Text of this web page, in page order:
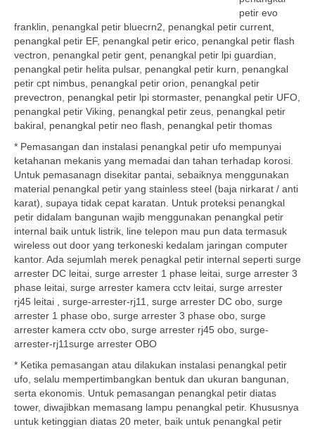
petir evo
franklin, penangkal petir bluecrn2, penangkal petir current,
penangkal petir EF, penangkal petir erico, penangkal petir flash
vectron, penangkal petir gent, penangkal petir lpi guardian,
penangkal petir helita pulsar, penangkal petir kurn, penangkal
petir cpt nimbus, penangkal petir orion, penangkal petir
prevectron, penangkal petir lpi stormaster, penangkal petir UFO,
penangkal petir Viking, penangkal petir zeus, penangkal petir
bakiral, penangkal petir neo flash, penangkal petir thomas
* Pemasangan dan instalasi penangkal petir ufo mempunyai
ketahanan mekanis yang memadai dan tahan terhadap korosi.
Untuk pemasanagn disekitar pantai, sebaiknya menggunakan
material penangkal petir yang stainless steel (baja nirkarat / anti
karat), supaya tidak cepat karatan. Untuk proteksi penangkal
petir didalam bangunan wajib menggunakan penangkal petir
internal baik untuk listrik, line telepon mau pun data termasuk
wireless out door yang terkoneski kedalam jaringan computer
kantor. Ada sejumlah merek penagkal petir internal seperti surge
arrester DC leitai, surge arrester 1 phase leitai, surge arrester 3
phase leitai, surge arrester kamera cctv leitai, surge arrester
rj45 leitai , surge-arrester-rj11, surge arrester DC obo, surge
arrester 1 phase obo, surge arrester 3 phase obo, surge
arrester kamera cctv obo, surge arrester rj45 obo, surge-
arrester-rj11surge arrester OBO
* Ketika pemasangan atau dilakukan instalasi penangkal petir
ufo, selalu mempertimbangkan bentuk dan ukuran bangunan,
serta ekonomis. Untuk pemasangan penangkal petir diatas
tower, diwajibkan memasang lampu penangkal petir. Khususnya
untuk ketinggian diatas 20 meter, baik untuk penangkal petir